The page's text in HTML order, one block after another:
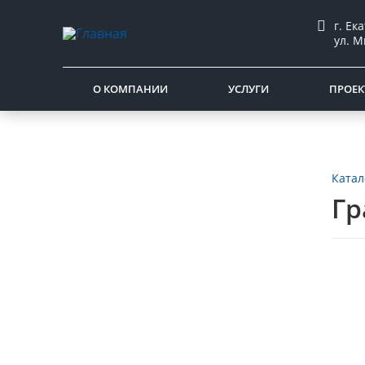
г.
ул.
О КОМПАНИИ УСЛУГИ